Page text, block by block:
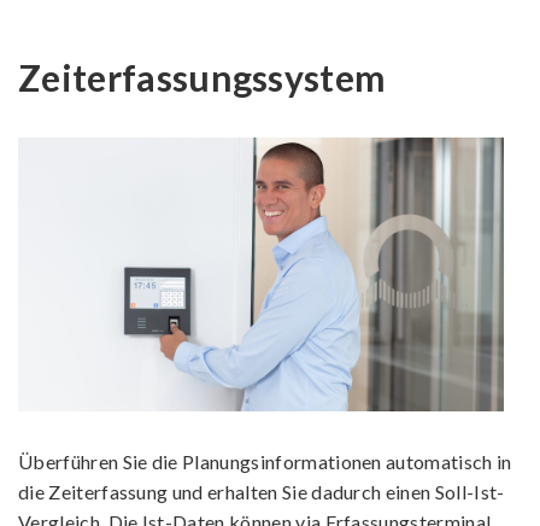
Zeiterfassungssystem
Überführen Sie die Planungsinformationen automatisch in
die Zeiterfassung und erhalten Sie dadurch einen Soll-Ist-